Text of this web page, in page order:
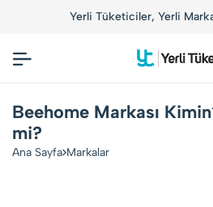
Yerli Tüketiciler, Yerli
Beehome Markası
mi?
Ana Sayfa Markalar